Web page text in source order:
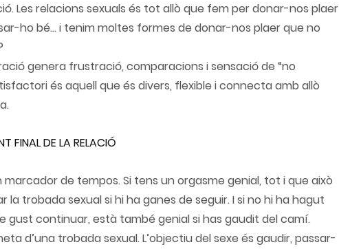
Les relacions sexuals és tot allò que fem per donar-nos plaer
ho bé... i tenim moltes formes de donar-nos plaer que no
genera frustració, comparacions i sensació de “no
és aquell que és divers, flexible i connecta amb allò
FINAL DE LA RELACIÓ
marcador de tempos. Si tens un orgasme genial, tot i que això
la trobada sexual si hi ha ganes de seguir. I si no hi ha hagut
gust continuar, està també genial si has gaudit del camí.
d’una trobada sexual. L’objectiu del sexe és gaudir, passar-